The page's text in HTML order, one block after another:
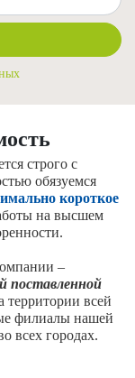
строго с
обязуемся
короткое
на высшем
–
поставленной
территории всей
филиалы нашей
всех городах.